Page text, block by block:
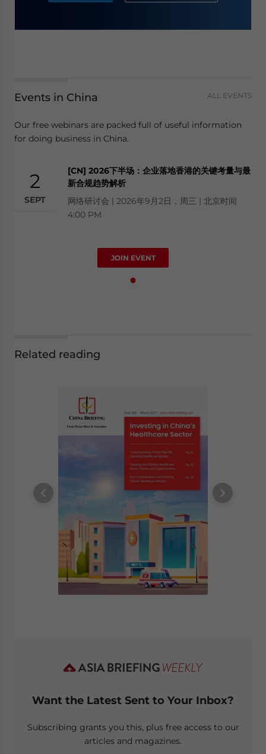
Events in China ALL EVENTS
Our free webinars are packed full of useful information
for doing business in China.
2
SEPT
[CN] 2026下半场：企业落地香港的关键考量与最
新合规趋势解析
网络研讨会 | 2026年9月2日，周三 | 北京时间
4:00 PM
JOIN EVENT
Related reading
Want the Latest Sent to Your Inbox?
Subscribing grants you this, plus free access to our
articles and magazines.